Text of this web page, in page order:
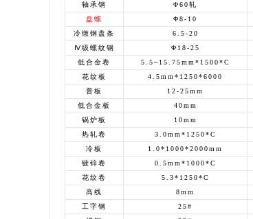
轴承钢
Φ60轧
盘螺
Φ8-10
冷镦钢盘条
6.5-20
Ⅳ级螺纹钢
Φ18-25
低合金卷
5.5~15.75mm*1500*C
花纹板
4.5mm*1250*6000
普板
12-25mm
低合金板
40mm
锅炉板
10mm
热轧卷
3.0mm*1250*C
冷板
1.0*1000*2000mm
镀锌卷
0.5mm*1000*C
花纹卷
5.3*1250*C
高线
8mm
工字钢
25#